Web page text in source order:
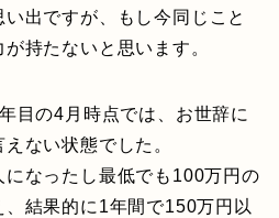
出ですが、もし今同じこと
持たないと思います。
目の4月時点では、お世辞に
ない状態でした。
なったし最低でも100万円の
結果的に1年間で150万円以